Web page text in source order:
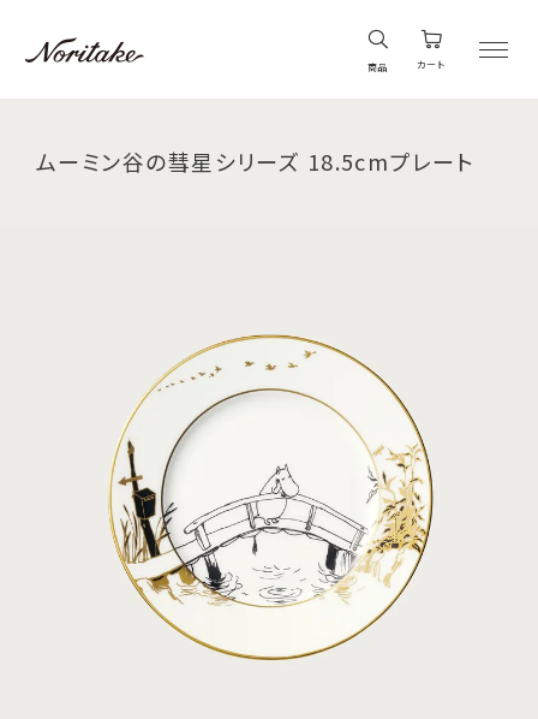
商品 カート
ムーミン谷の彗星シリーズ 18.5cmプレート